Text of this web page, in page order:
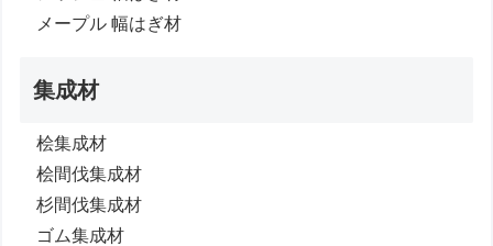
メープル 幅はぎ材
集成材
桧集成材
桧間伐集成材
杉間伐集成材
ゴム集成材